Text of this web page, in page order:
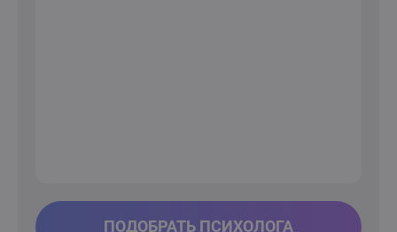
ПОДОБРАТЬ ПСИХОЛОГА